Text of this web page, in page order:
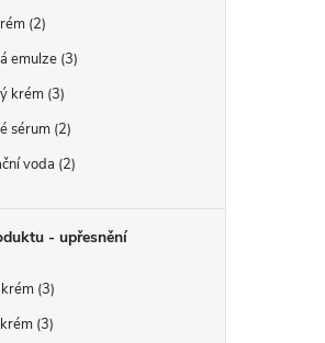
2
emulze 3
krém 3
sérum 2
voda 2
- upřesnění
3
3